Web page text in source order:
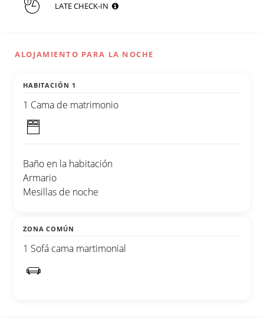
LATE CHECK-IN
ALOJAMIENTO PARA LA NOCHE
HABITACIÓN 1
1 Cama de matrimonio
Baño en la habitación
Armario
Mesillas de noche
ZONA COMÚN
1 Sofá cama martimonial